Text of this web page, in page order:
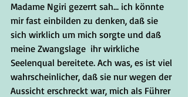
Madame Ngiri gezerrt sah... ich könnte
mir fast einbilden zu denken, daß sie
sich wirklich um mich sorgte und daß
meine Zwangslage  ihr wirkliche
Seelenqual bereitete. Ach was, es ist viel
wahrscheinlicher, daß sie nur wegen der
Aussicht erschreckt war, mich als Führer